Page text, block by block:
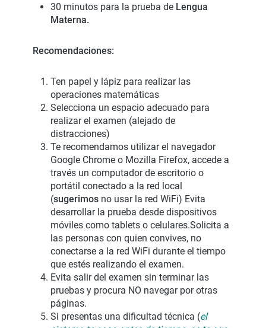
30 minutos para la prueba de Lengua
Materna.
Recomendaciones:
Ten papel y lápiz para realizar las
operaciones matemáticas
Selecciona un espacio adecuado para
realizar el examen (alejado de
distracciones)
Te recomendamos utilizar el navegador
Google Chrome o Mozilla Firefox, accede a
través un computador de escritorio o
portátil conectado a la red local
(sugerimos no usar la red WiFi) Evita
desarrollar la prueba desde dispositivos
móviles como tablets o celulares.Solicita a
las personas con quien convives, no
conectarse a la red WiFi durante el tiempo
que estés realizando el examen.
Evita salir del examen sin terminar las
pruebas y procura NO navegar por otras
páginas.
Si presentas una dificultad técnica (el